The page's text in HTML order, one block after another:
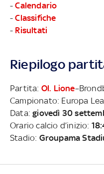
-Calendario
-Classifiche
- Risultati
Riepilogo
Partita: Ol. Lione
Campionato: Europa
Data:giovedì 30
Orario calcio d’inizio:
Stadio: Groupama